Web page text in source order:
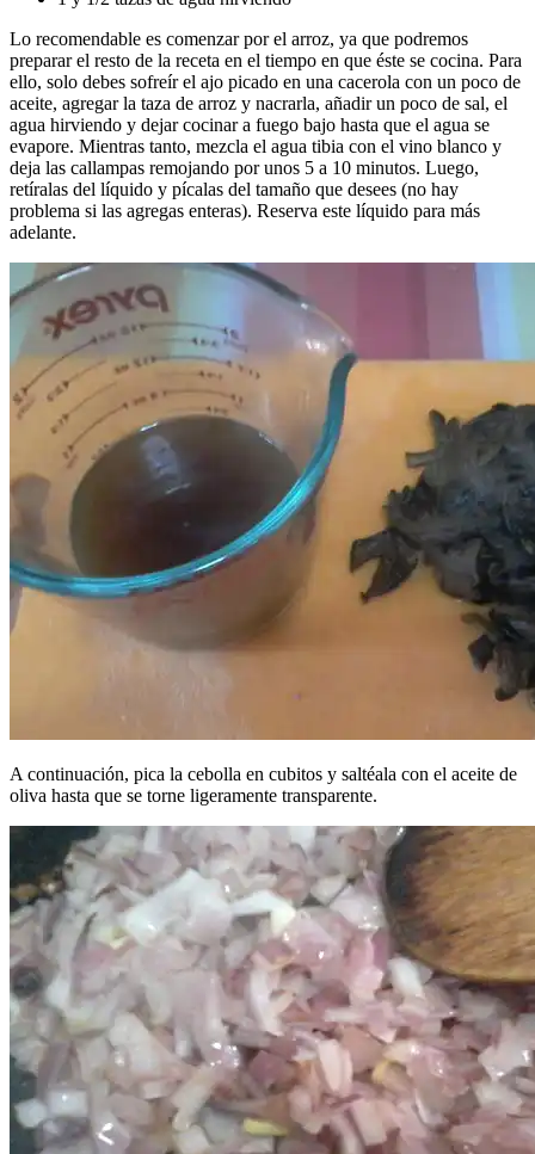
Lo recomendable es comenzar por el arroz, ya que podremos
preparar el resto de la receta en el tiempo en que éste se cocina. Para
ello, solo debes sofreír el ajo picado en una cacerola con un poco de
aceite, agregar la taza de arroz y nacrarla, añadir un poco de sal, el
agua hirviendo y dejar cocinar a fuego bajo hasta que el agua se
evapore. Mientras tanto, mezcla el agua tibia con el vino blanco y
deja las callampas remojando por unos 5 a 10 minutos. Luego,
retíralas del líquido y pícalas del tamaño que desees (no hay
problema si las agregas enteras). Reserva este líquido para más
adelante.
A continuación, pica la cebolla en cubitos y saltéala con el aceite de
oliva hasta que se torne ligeramente transparente.